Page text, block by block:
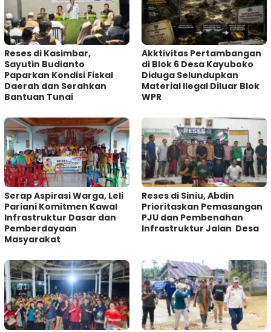
Reses di Kasimbar,
Sayutin Budianto
Paparkan Kondisi Fiskal
Daerah dan Serahkan
Bantuan Tunai
Akktivitas Pertambangan
di Blok 6 Desa Kayuboko
Diduga Selundupkan
Material Ilegal Diluar Blok
WPR
Serap Aspirasi Warga, Leli
Pariani Komitmen Kawal
Infrastruktur Dasar dan
Pemberdayaan
Masyarakat
Reses di Siniu, Abdin
Prioritaskan Pemasangan
PJU dan Pembenahan
Infrastruktur Jalan Desa